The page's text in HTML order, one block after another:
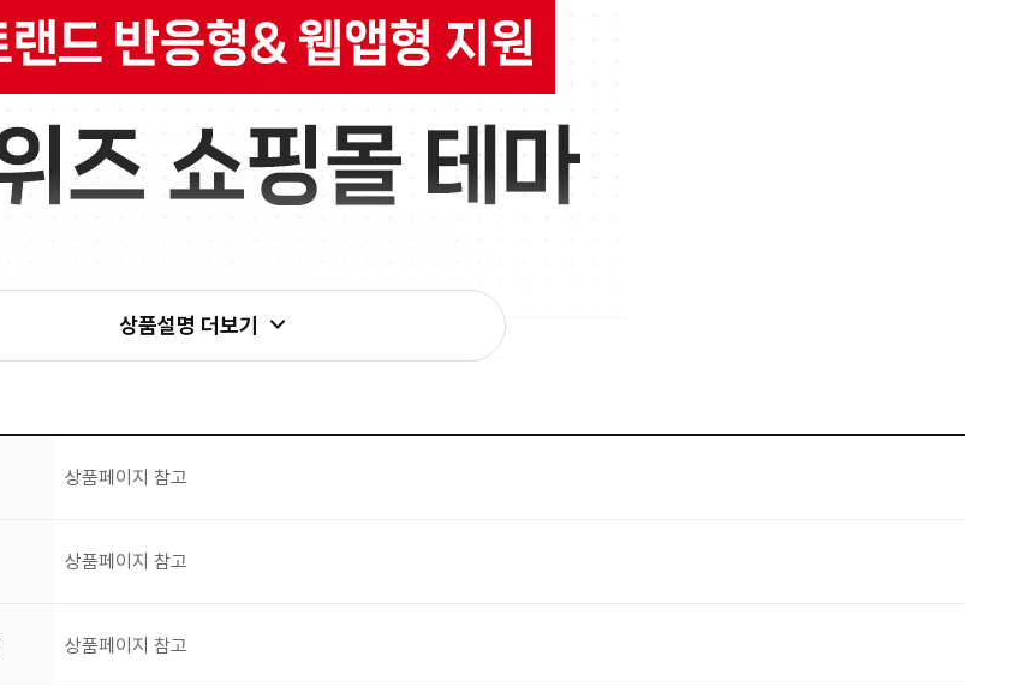
상품설명 더보기
상품페이지 참고
상품페이지 참고
상품페이지 참고